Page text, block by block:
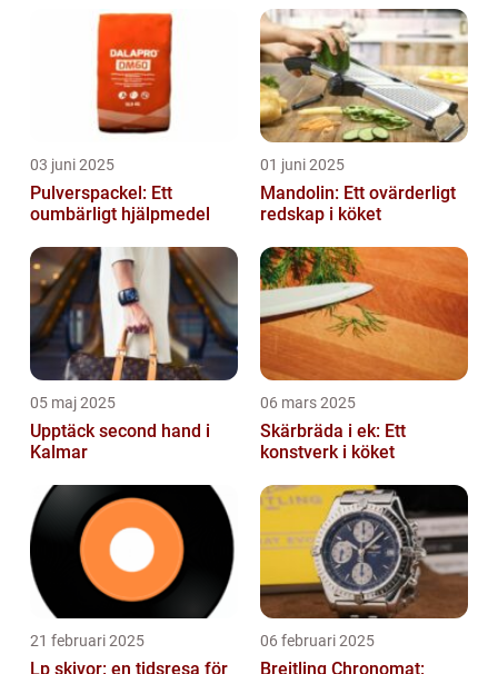
03 juni 2025
Pulverspackel: Ett
oumbärligt hjälpmedel
01 juni 2025
Mandolin: Ett ovärderligt
redskap i köket
05 maj 2025
Upptäck second hand i
Kalmar
06 mars 2025
Skärbräda i ek: Ett
konstverk i köket
21 februari 2025
Lp skivor: en tidsresa för
06 februari 2025
Breitling Chronomat: